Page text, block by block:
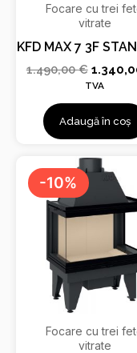
Focare cu trei
vitrate
KFD MAX 7 3F
1.490,00€
TVA
Adaugă în coș
-10%
Focare cu trei
vitrate
Prețul
inițial
fost: